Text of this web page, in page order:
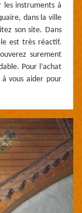
les instruments à
dans la ville
son site. Dans
est très réactif.
surement
Pour l’achat
vous aider pour